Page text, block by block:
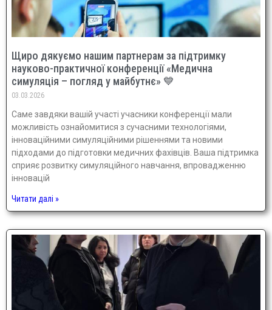
Щиро дякуємо нашим партнерам за підтримку
науково-практичної конференції «Медична
симуляція – погляд у майбутнє» 💙
03.03.2026
Саме завдяки вашій участі учасники конференції мали
можливість ознайомитися з сучасними технологіями,
інноваційними симуляційними рішеннями та новими
підходами до підготовки медичних фахівців. Ваша підтримка
сприяє розвитку симуляційного навчання, впровадженню
інновацій
Читати далі »